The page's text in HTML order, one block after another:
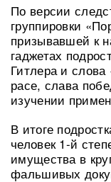
По версии
группировки
призывавшей к
гаджетах
Гитлера и
расе, слава
изучении
В итоге
человек 1-й
имущества в
фальшивых